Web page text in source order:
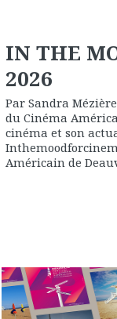
IN THE
2026
Par Sandra
du Cinéma
cinéma et son
Américain de